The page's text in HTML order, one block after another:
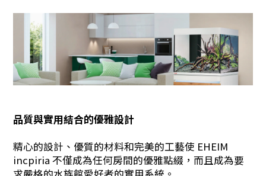
品質與實用結合的優雅設計
精心的設計、優質的材料和完美的工藝使 EHEIM
incpiria 不僅成為任何房間的優雅點綴，而且成為要